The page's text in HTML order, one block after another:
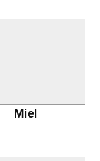
Miel